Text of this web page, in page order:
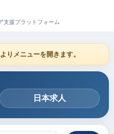
支援プラットフォーム
りメニューを開きます。
日本求人